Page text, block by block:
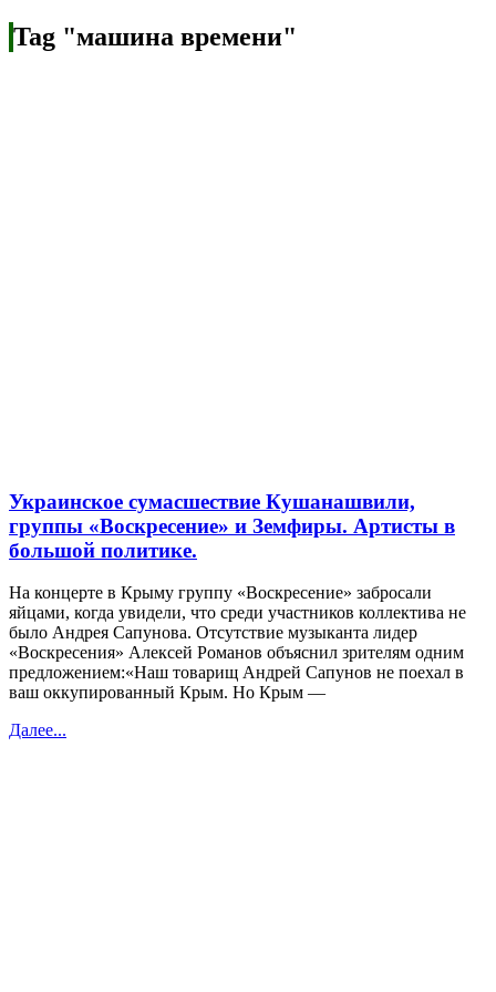
Tag "машина времени"
Украинское сумасшествие Кушанашвили,
группы «Воскресение» и Земфиры. Артисты в
большой политике.
На концерте в Крыму группу «Воскресение» забросали
яйцами, когда увидели, что среди участников коллектива не
было Андрея Сапунова. Отсутствие музыканта лидер
«Воскресения» Алексей Романов объяснил зрителям одним
предложением:«Наш товарищ Андрей Сапунов не поехал в
ваш оккупированный Крым. Но Крым —
Далее...